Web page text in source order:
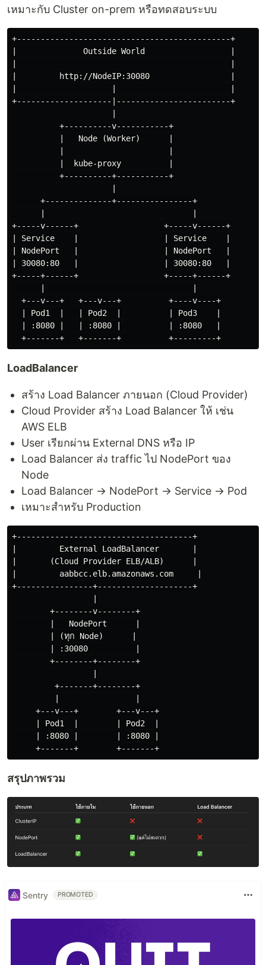
เหมาะกับ Cluster on-prem หรือทดสอบระบบ
+---------------------------------------------+
|              Outside World                  |
|         http://NodeIP:30080                 |
+--------------------|------------------------+
          +----------v-----------+
          |   Node (Worker)      |
          |  kube-proxy          |
          +----------+-----------+
      +--------------+----------------+
+-----v------+                  +-----v------+
| Service    |                  | Service    |
| NodePort   |                  | NodePort   |
| 30080:80   |                  | 30080:80   |
+-----+------+                  +-----+------+
  +---v---+   +---v---+          +----v----+
  | Pod1  |   | Pod2  |          | Pod3    |
  | :8080 |   | :8080 |          | :8080   |
LoadBalancer
สร้าง Load Balancer ภายนอก (Cloud Provider)
Cloud Provider สร้าง Load Balancer ให้ เช่น
AWS ELB
User เรียกผ่าน External DNS หรือ IP
Load Balancer ส่ง traffic ไป NodePort ของ
Node
Load Balancer → NodePort → Service → Pod
เหมาะสำหรับ Production
+-------------------------------------+
|         External LoadBalancer       |
|       (Cloud Provider ELB/ALB)      |
|         aabbcc.elb.amazonaws.com     |
+----------------+--------------------+
        +--------v--------+
        |   NodePort      |
        | (ทุก Node)      |
        | :30080          |
        +--------+--------+
         +-------+--------+
     +---v---+        +---v---+
     | Pod1  |        | Pod2  |
     | :8080 |        | :8080 |
สรุปภาพรวม
Sentry PROMOTED